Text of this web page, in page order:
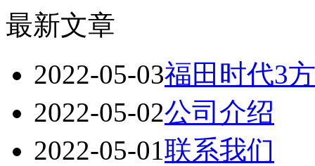
最新文章
2022-05-03福田时代3
2022-05-02公司介绍
2022-05-01联系我们